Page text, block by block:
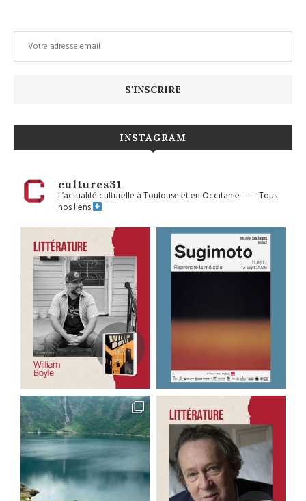
INSTAGRAM
cultures31
L’actualité culturelle à Toulouse et en Occitanie——Tous
nos liens